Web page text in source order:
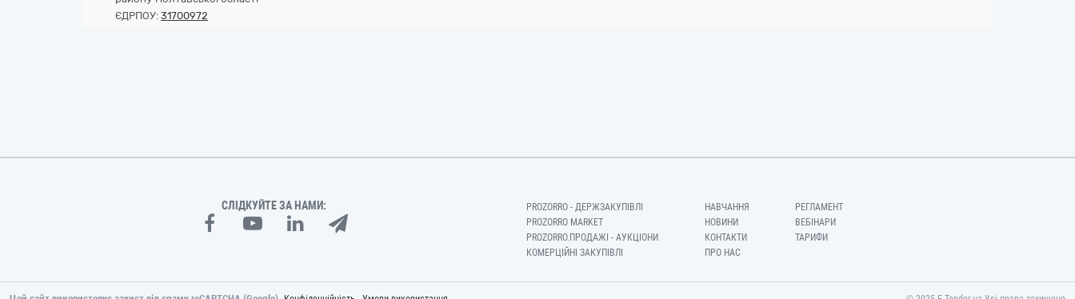
ЄДРПОУ: 31700972
СЛІДКУЙТЕ ЗА НАМИ:
PROZORRO - ДЕРЖЗАКУПІВЛІ
PROZORRO MARKET
PROZORRO.ПРОДАЖІ - АУКЦІОНИ
КОМЕРЦІЙНІ ЗАКУПІВЛІ
НАВЧАННЯ
НОВИНИ
КОНТАКТИ
ПРО НАС
РЕГЛАМЕНТ
ВЕБІНАРИ
ТАРИФИ